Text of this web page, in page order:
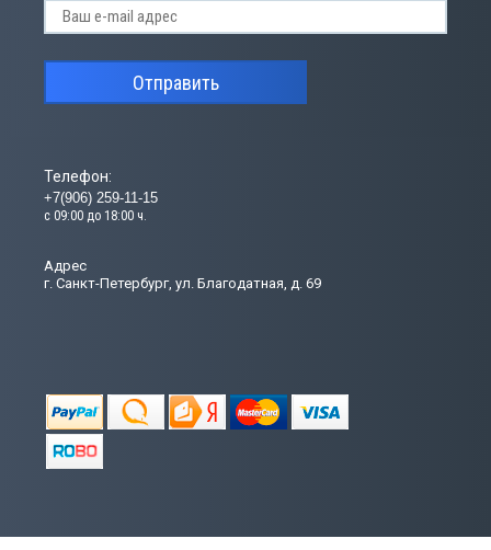
Телефон:
+7(906) 259-11-15
с 09:00 до 18:00 ч.
Адрес
г. Санкт-Петербург, ул. Благодатная, д. 69
Отправить